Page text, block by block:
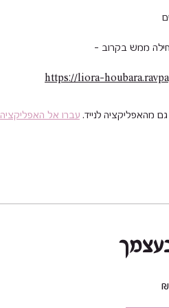
https://liora-
מהאפליקציה לנייד. עברו אל האפליקציה